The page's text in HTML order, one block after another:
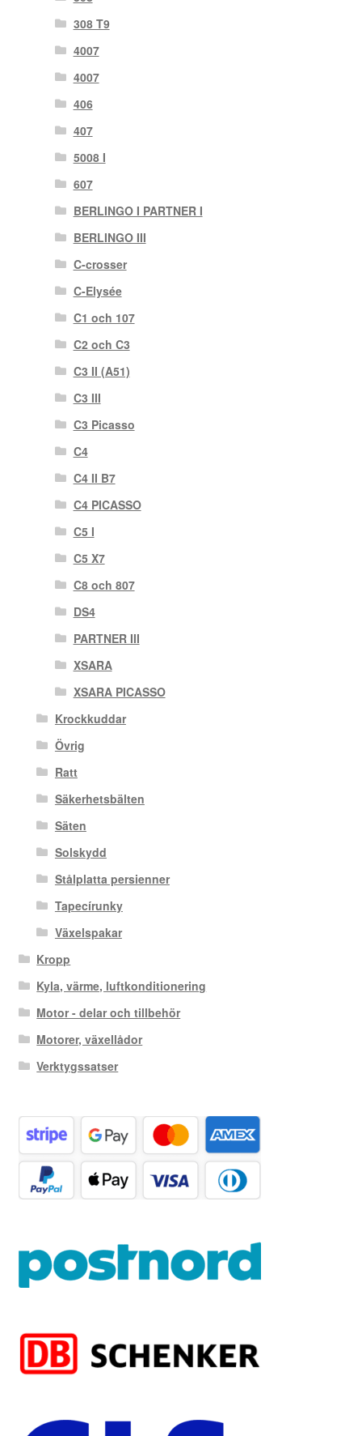
308 T9
4007
4007
406
407
5008 I
607
BERLINGO I PARTNER I
BERLINGO III
C-crosser
C-Elysée
C1 och 107
C2 och C3
C3 II (A51)
C3 III
C3 Picasso
C4
C4 II B7
C4 PICASSO
C5 I
C5 X7
C8 och 807
DS4
PARTNER III
XSARA
XSARA PICASSO
Krockkuddar
Övrig
Ratt
Säkerhetsbälten
Säten
Solskydd
Stålplatta persienner
Tapecírunky
Växelspakar
Kropp
Kyla, värme, luftkonditionering
Motor - delar och tillbehör
Motorer, växellådor
Verktygssatser